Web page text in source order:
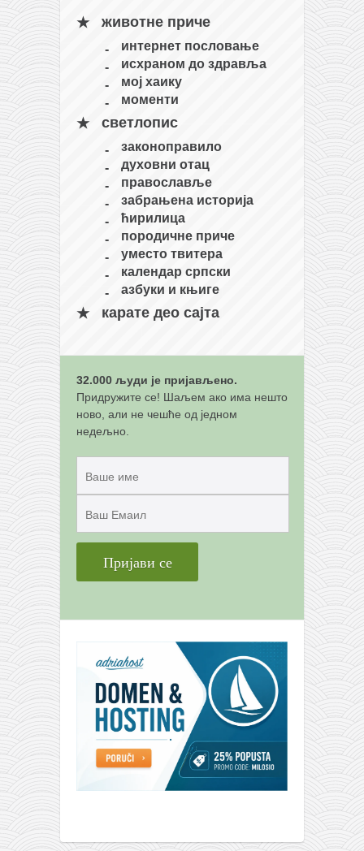
тонфа
тимбеи рочин
тсунами дојо
снимци наступа
галерија клуба
чланарина
контакт
бесплатна е-књига
термини тренинга
моја прича
моја прича
контакт
животне приче
интернет пословање
исхраном до здравља
мој хаику
моменти
светлопис
законоправило
духовни отац
православље
забрањена историја
ћирилица
породичне приче
уместо твитера
календар српски
азбуки и књиге
карате део сајта
32.000 људи је пријављено.
Придружите се! Шаљем ако има нешто
ново, али не чешће од једном
недељно.